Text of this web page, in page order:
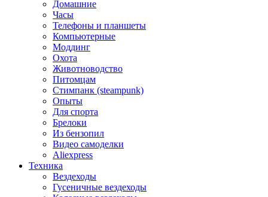
Домашние
Часы
Телефоны и планшеты
Компьютерные
Моддинг
Охота
Животноводство
Питомцам
Стимпанк (steampunk)
Опыты
Для спорта
Брелоки
Из бензопил
Видео самоделки
Aliexpress
Техника
Вездеходы
Гусеничные вездеходы